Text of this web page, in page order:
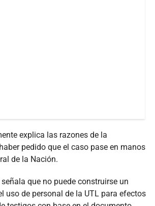
explica las razones de la
pedido que el caso pase en manos
de la Nación.
que no puede construirse un
uso de personal de la UTL para efectos